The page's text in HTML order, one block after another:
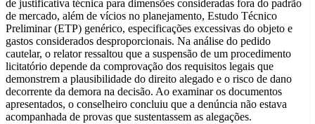
de justificativa técnica para dimensões consideradas fora do padrão
de mercado, além de vícios no planejamento, Estudo Técnico
Preliminar (ETP) genérico, especificações excessivas do objeto e
gastos considerados desproporcionais. Na análise do pedido
cautelar, o relator ressaltou que a suspensão de um procedimento
licitatório depende da comprovação dos requisitos legais que
demonstrem a plausibilidade do direito alegado e o risco de dano
decorrente da demora na decisão. Ao examinar os documentos
apresentados, o conselheiro concluiu que a denúncia não estava
acompanhada de provas que sustentassem as alegações.